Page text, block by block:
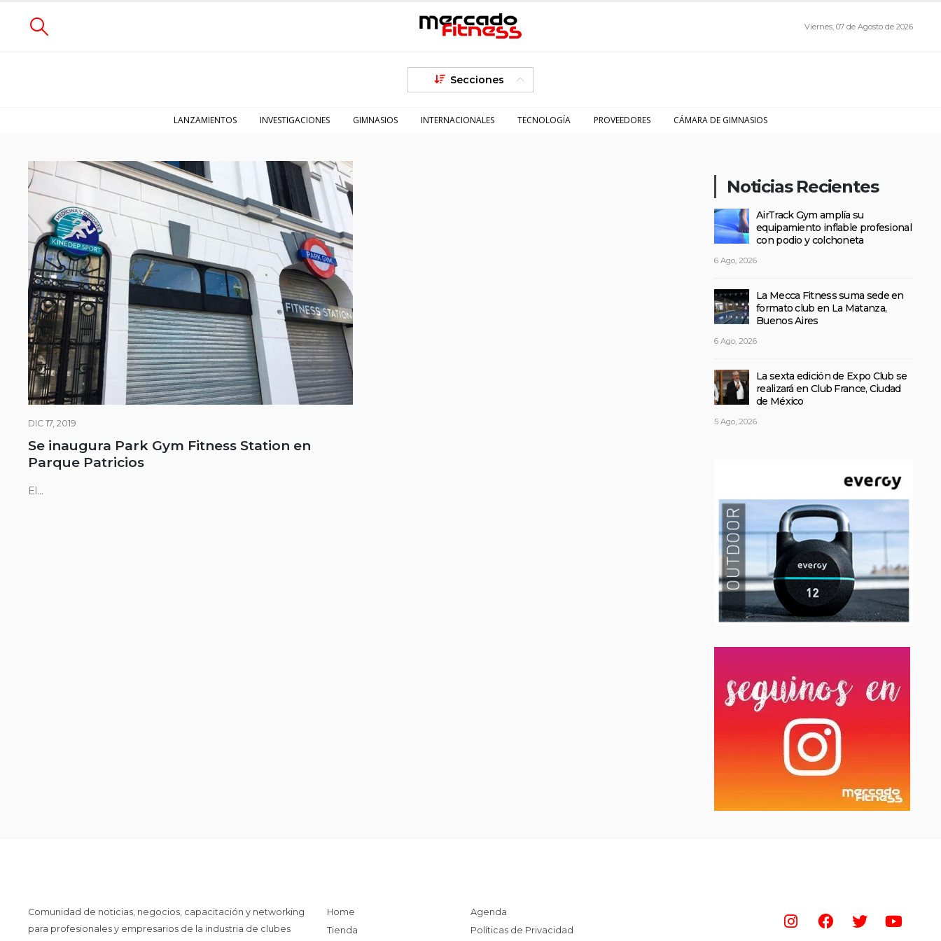
Viernes, 07 de Agosto de 2026
Secciones
LANZAMIENTOS INVESTIGACIONES GIMNASIOS INTERNACIONALES TECNOLOGÍA PROVEEDORES CÁMARA DE GIMNASIOS
DIC 17, 2019
Se inaugura Park Gym Fitness Station en
Parque Patricios
El...
Noticias Recientes
AirTrack Gym amplía su
equipamiento inflable profesional
con podio y colchoneta
6 Ago, 2026
La Mecca Fitness suma sede en
formato club en La Matanza,
Buenos Aires
6 Ago, 2026
La sexta edición de Expo Club se
realizará en Club France, Ciudad
de México
5 Ago, 2026
Comunidad de noticias, negocios, capacitación y networking
para profesionales y empresarios de la industria de clubes
Home
Tienda
Agenda
Políticas de Privacidad